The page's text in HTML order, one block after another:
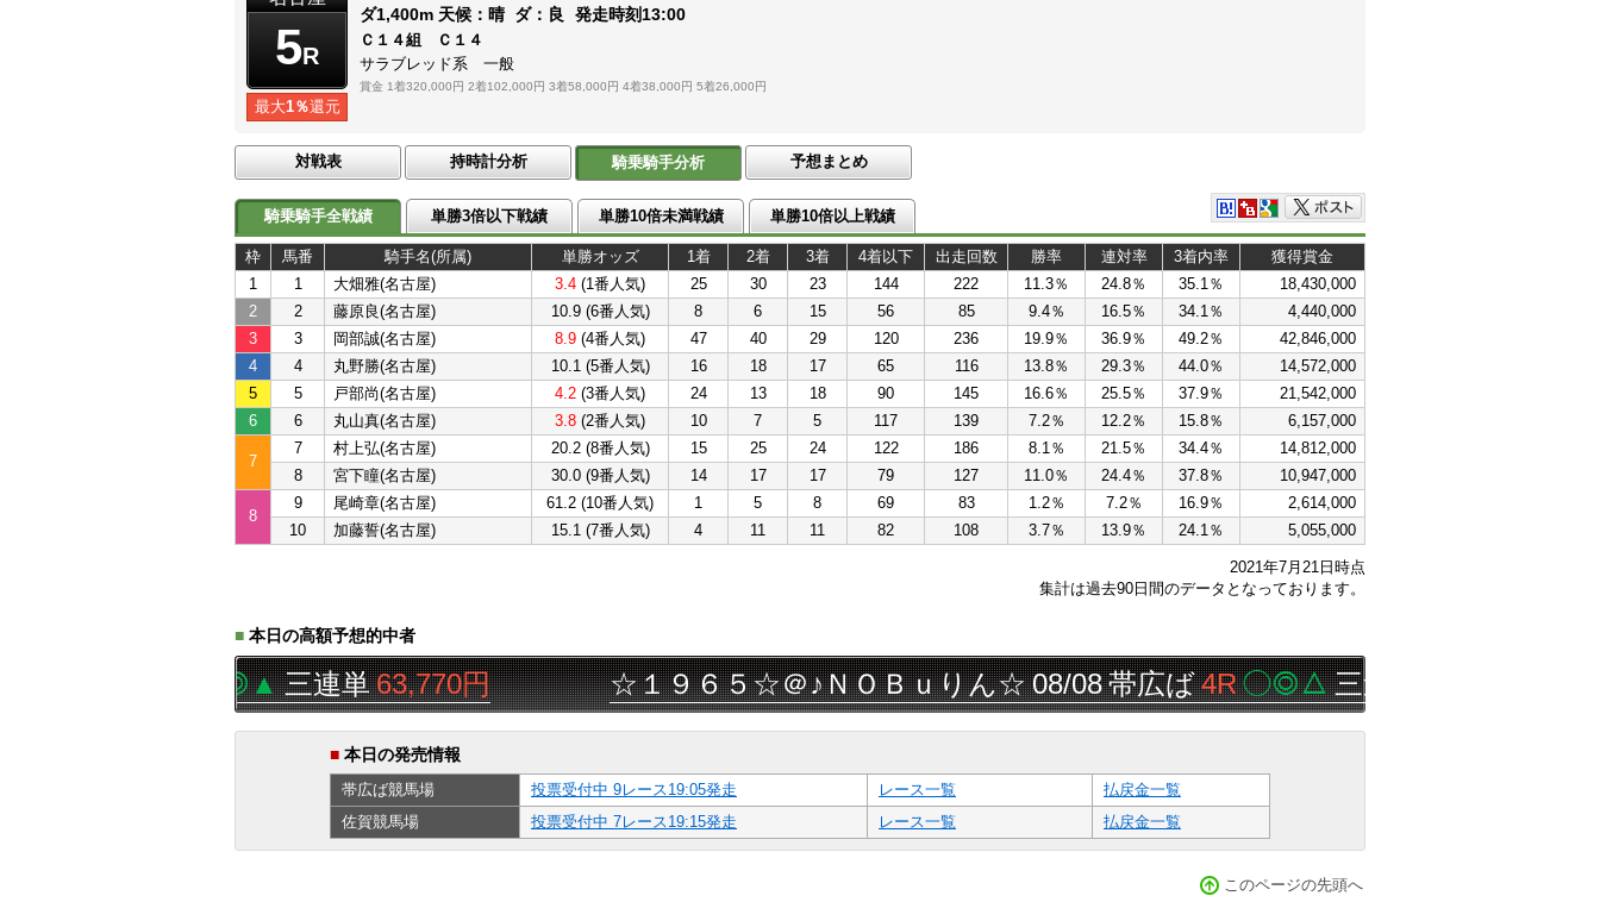
5R
最大1％還元
ダ1,400m 天候： 晴 ダ： 良 発走時刻13:00
Ｃ１４組 Ｃ１４
サラブレッド系 一般
賞金 1着320,000円 2着102,000円 3着58,000円 4着38,000円 5着26,000円
対戦表 持時計分析 騎乗騎手分析 予想まとめ
騎乗騎手全戦績 単勝3倍以下戦績 単勝10倍未満戦績 単勝10倍以上戦績
枠 馬番 騎手名(所属) 単勝オッズ 1着 2着 3着 4着以下 出走回数 勝率 連対率 3着内率
獲得賞金
1
1 大畑雅(名古屋) 3.4 (1番人気) 25 30 23 144 222 11.3％ 24.8％ 35.1％
18,430,000
2
2 藤原良(名古屋) 10.9 (6番人気) 8 6 15 56 85 9.4％ 16.5％ 34.1％
4,440,000
3
3 岡部誠(名古屋) 8.9 (4番人気) 47 40 29 120 236 19.9％ 36.9％ 49.2％
42,846,000
4
4 丸野勝(名古屋) 10.1 (5番人気) 16 18 17 65 116 13.8％ 29.3％ 44.0％
14,572,000
5
5 戸部尚(名古屋) 4.2 (3番人気) 24 13 18 90 145 16.6％ 25.5％ 37.9％
21,542,000
6
6 丸山真(名古屋) 3.8 (2番人気) 10 7 5 117 139 7.2％ 12.2％ 15.8％ 6,157,000
7
7 村上弘(名古屋) 20.2 (8番人気) 15 25 24 122 186 8.1％ 21.5％ 34.4％
14,812,000
8
宮下瞳(名古屋) 30.0 (9番人気) 14 17 17 79 127 11.0％ 24.4％ 37.8％ 10,947,000
8
9 尾崎章(名古屋) 61.2 (10番人気) 1 5 8 69 83 1.2％ 7.2％ 16.9％
2,614,000
10
加藤誓(名古屋) 15.1 (7番人気) 4 11 11 82 108 3.7％ 13.9％ 24.1％ 5,055,000
2021年7月21日時点
集計は過去90日間のデータとなっております。
■ 本日の高額予想的中者
三連単63,770円 ☆１９６５☆＠♪ＮＯＢｕりん☆08/08帯広ば4R ◯◎△三連単
■ 本日の発売情報
帯広ば競馬場 投票受付中 9レース19:05発走 レース一覧
払戻金一覧
佐賀競馬場 投票受付中 7レース19:15発走 レース一覧 払戻金一覧
このページの先頭へ